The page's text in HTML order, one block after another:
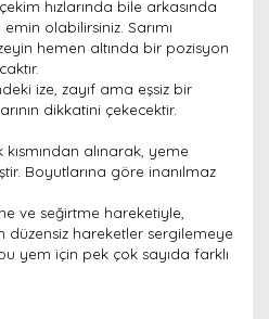
hızlarında bile arkasında
olabilirsiniz. Sarımı
hemen altında bir pozisyon
ize, zayıf ama eşsiz bir
dikkatini çekecektir.
kısmından alınarak, yeme
Boyutlarına göre inanılmaz
ve seğirtme hareketiyle,
düzensiz hareketler sergilemeye
yem için pek çok sayıda farklı